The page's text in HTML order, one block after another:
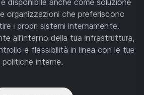
disponibile anche come soluzione
organizzazioni che preferiscono
i propri sistemi internamente.
all’interno della tua infrastruttura,
e flessibilità in linea con le tue
politiche interne.